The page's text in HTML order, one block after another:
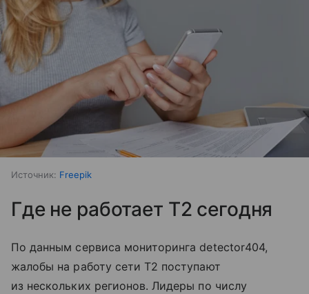
Источник: Freepik
Где не работает T2 сегодня
По данным сервиса мониторинга detector404,
жалобы на работу сети T2 поступают
из нескольких регионов. Лидеры по числу